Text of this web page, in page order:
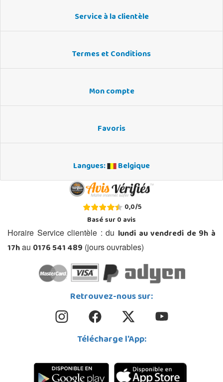
Service à la clientèle
Termes et Conditions
Mon compte
Favoris
Langues: Belgique
0,0/5
Basé sur0avis
Horaire Service clientèle : du lundi au vendredi de 9h à
17hau 0176 541 489 (jours ouvrables)
Retrouvez-nous sur:
Télécharge l'App: